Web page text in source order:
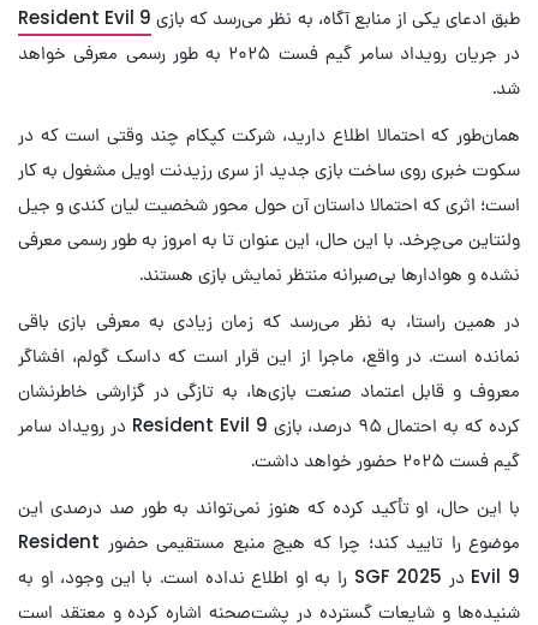
طبق ادعای یکی از منابع آگاه، به نظر می‌رسد که بازی Resident Evil 9
در جریان رویداد سامر گیم فست ۲۰۲۵ به طور رسمی معرفی خواهد
شد.
همان‌طور که احتمالا اطلاع دارید، شرکت کپکام چند وقتی است که در
سکوت خبری روی ساخت بازی جدید از سری رزیدنت اویل مشغول به کار
است؛ اثری که احتمالا داستان آن حول محور شخصیت لیان کندی و جیل
ولنتاین می‌چرخد. با این حال، این عنوان تا به امروز به طور رسمی معرفی
نشده و هوادارها بی‌صبرانه منتظر نمایش بازی هستند.
در همین راستا، به نظر می‌رسد که زمان زیادی به معرفی بازی باقی
نمانده است. در واقع، ماجرا از این قرار است که داسک گولم، افشاگر
معروف و قابل اعتماد صنعت بازی‌ها، به تازگی در گزارشی خاطرنشان
کرده که به احتمال ۹۵ درصد، بازی Resident Evil 9 در رویداد سامر
گیم فست ۲۰۲۵ حضور خواهد داشت.
با این حال، او تأکید کرده که هنوز نمی‌تواند به طور صد درصدی این
موضوع را تایید کند؛ چرا که هیچ منبع مستقیمی حضور Resident
Evil 9 در SGF 2025 را به او اطلاع نداده است. با این وجود، او به
شنیده‌ها و شایعات گسترده در پشت‌صحنه اشاره کرده و معتقد است